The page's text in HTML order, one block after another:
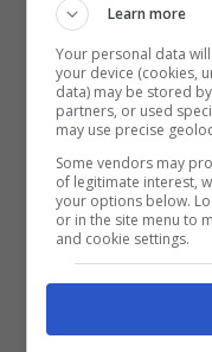
collegamento
consumo con lo
dovrà installare
va a sfruttare
Bluetooth e
ad archiviare le
SPACEe sarà
Learn more
Your personal data
your device (cookies,
data) may be stored
partners, or used
may use precise
Some vendors may
of legitimate interest,
your options below.
or in the site menu to
and cookie settings.